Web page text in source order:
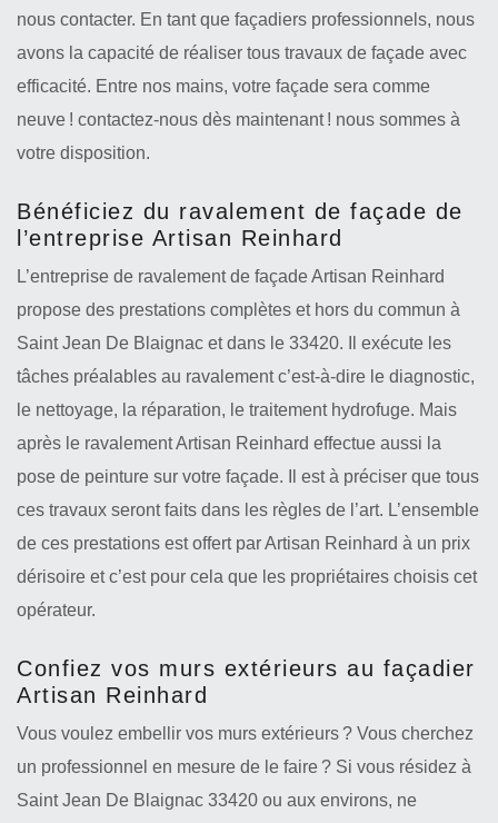
nous contacter. En tant que façadiers professionnels, nous
avons la capacité de réaliser tous travaux de façade avec
efficacité. Entre nos mains, votre façade sera comme
neuve ! contactez-nous dès maintenant ! nous sommes à
votre disposition.
Bénéficiez du ravalement de façade de
l’entreprise Artisan Reinhard
L’entreprise de ravalement de façade Artisan Reinhard
propose des prestations complètes et hors du commun à
Saint Jean De Blaignac et dans le 33420. Il exécute les
tâches préalables au ravalement c’est-à-dire le diagnostic,
le nettoyage, la réparation, le traitement hydrofuge. Mais
après le ravalement Artisan Reinhard effectue aussi la
pose de peinture sur votre façade. Il est à préciser que tous
ces travaux seront faits dans les règles de l’art. L’ensemble
de ces prestations est offert par Artisan Reinhard à un prix
dérisoire et c’est pour cela que les propriétaires choisis cet
opérateur.
Confiez vos murs extérieurs au façadier
Artisan Reinhard
Vous voulez embellir vos murs extérieurs ? Vous cherchez
un professionnel en mesure de le faire ? Si vous résidez à
Saint Jean De Blaignac 33420 ou aux environs, ne